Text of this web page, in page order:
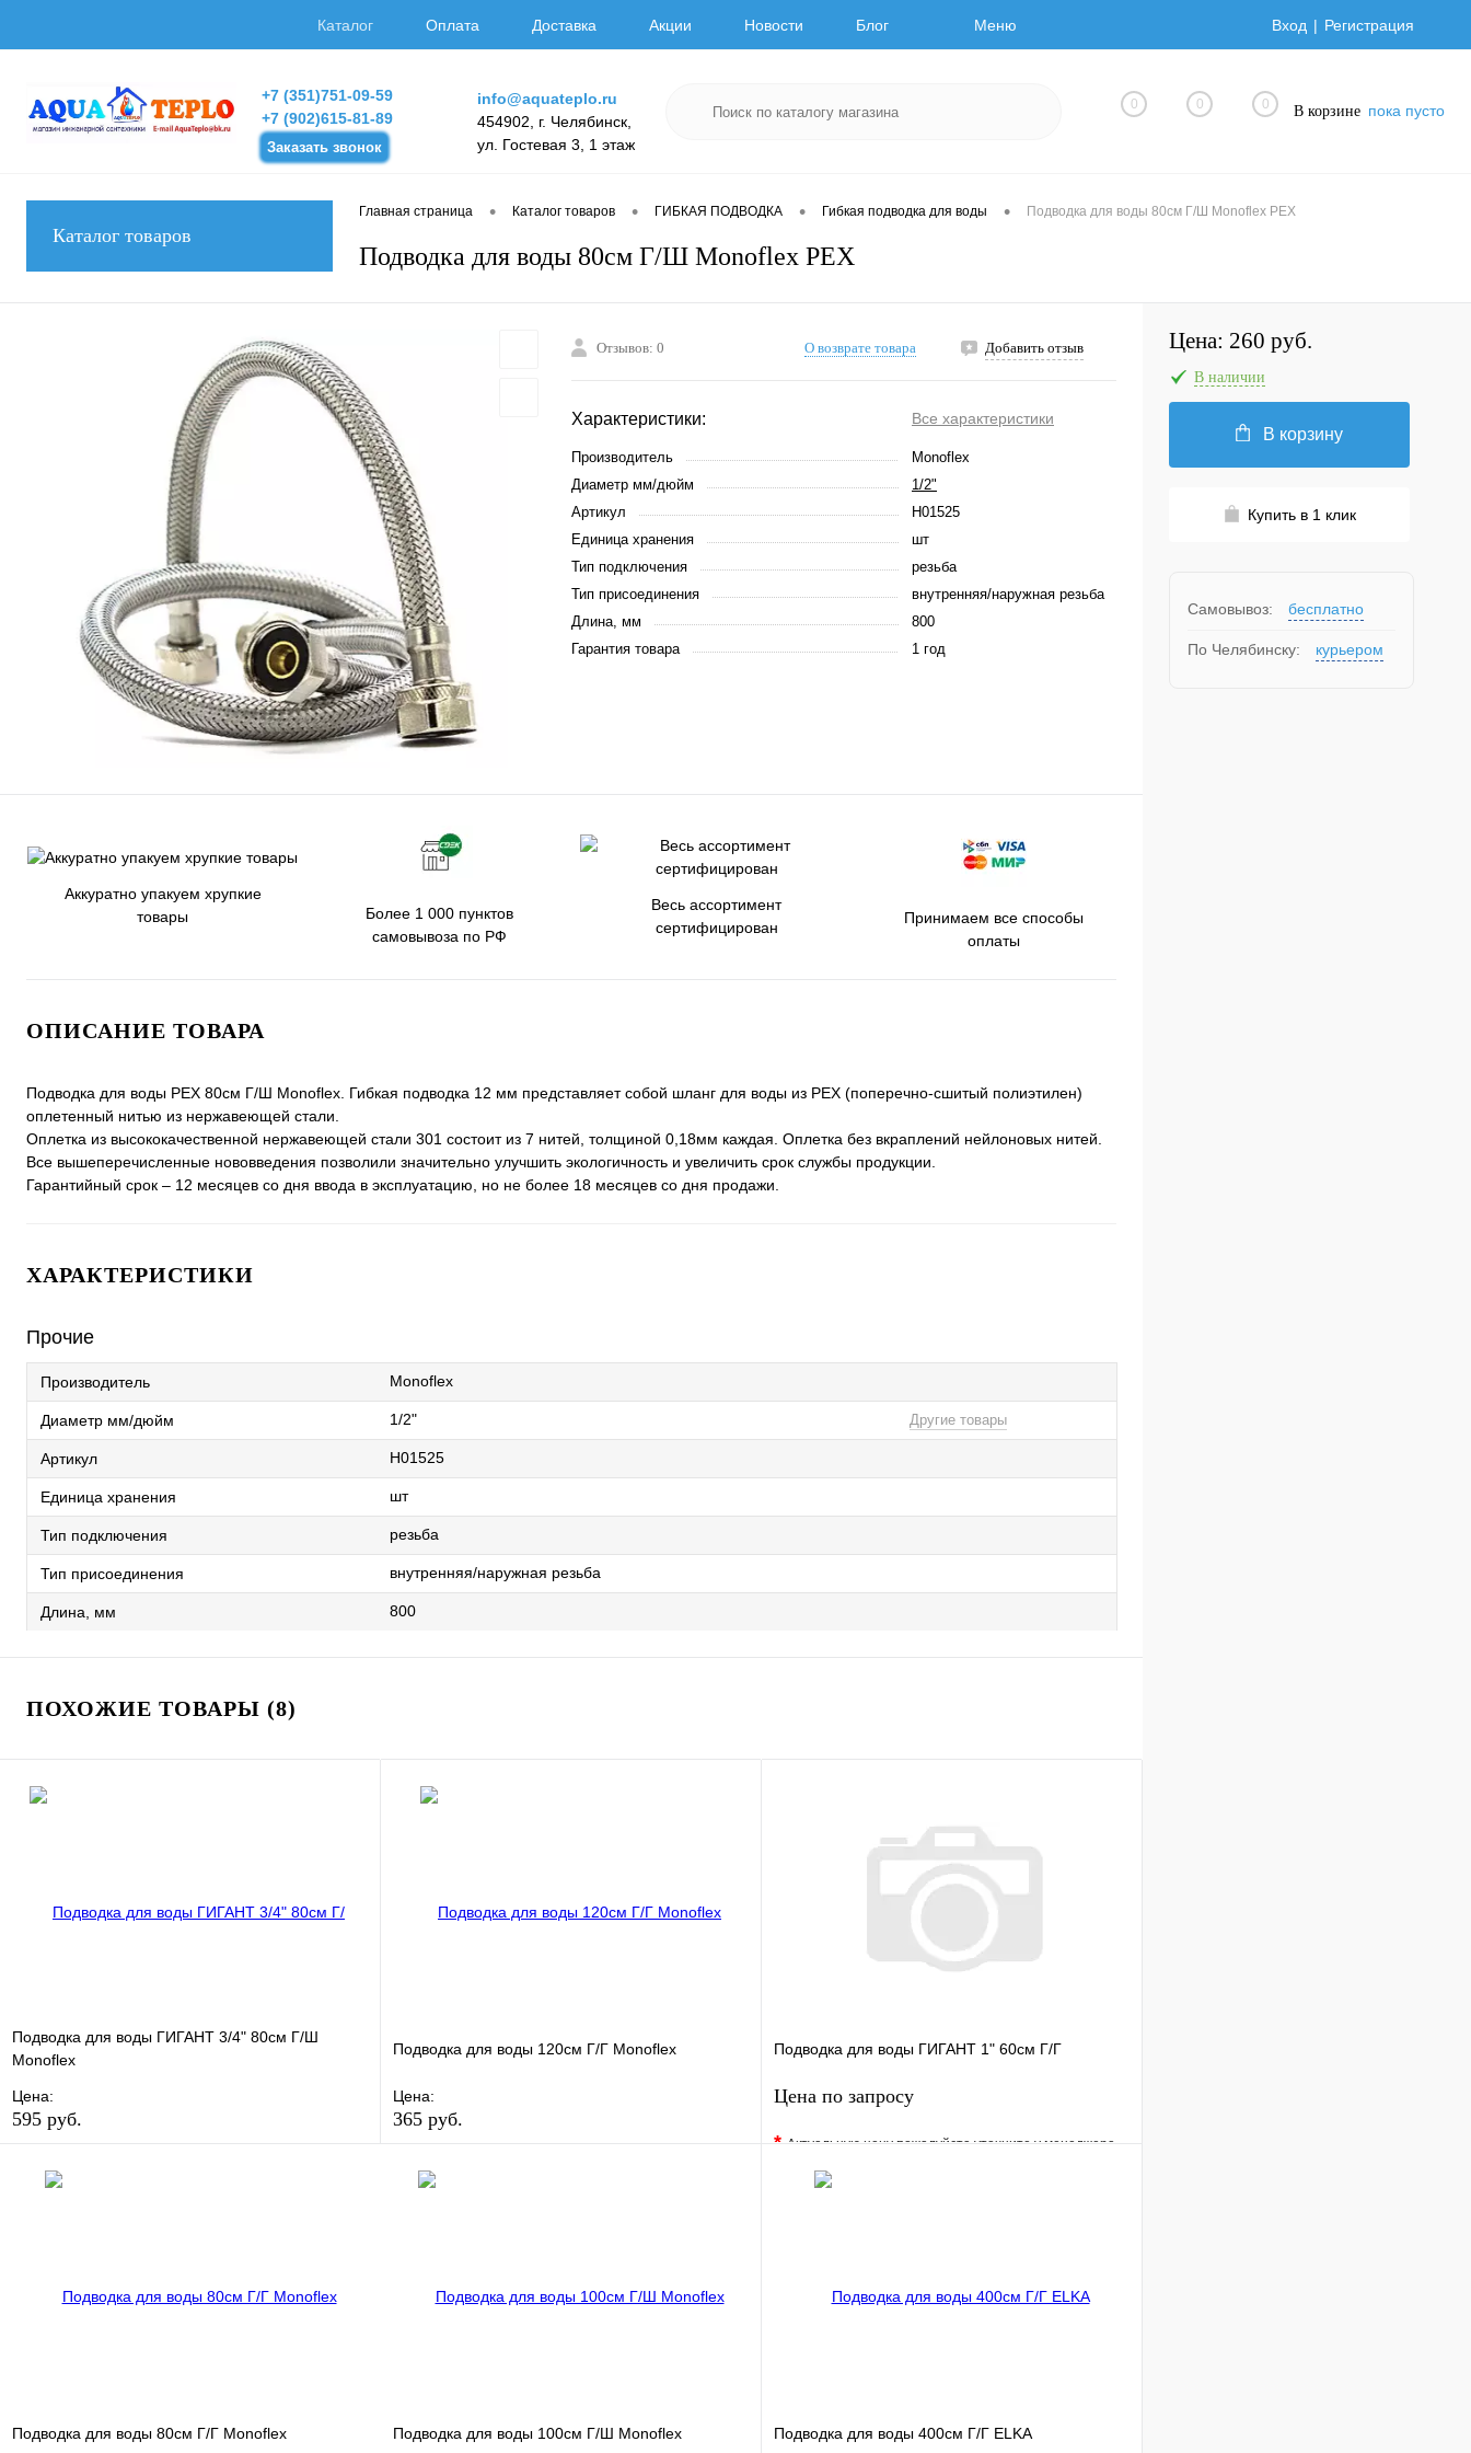
Каталог Оплата Доставка Акции Новости Блог Меню Вход Регистрация
+7 (351)751-09-59
+7 (902)615-81-89
Заказать звонок
info@aquateplo.ru
454902, г. Челябинск,
ул. Гостевая 3, 1 этаж
0 0 0 В корзине пока пусто
Каталог товаров
Главная страница • Каталог товаров • ГИБКАЯ ПОДВОДКА • Гибкая подводка для воды • Подводка для воды 80см Г/Ш Monoflex РЕХ
Подводка для воды 80см Г/Ш Monoflex РЕХ
Отзывов: 0 О возврате товара Добавить отзыв
Характеристики: Все характеристики
Производитель
Monoflex
Диаметр мм/дюйм
1/2"
Артикул
Н01525
Единица хранения
шт
Тип подключения
резьба
Тип присоединения
внутренняя/наружная резьба
Длина, мм
800
Гарантия товара
1 год
Аккуратно упакуем хрупкие
товары
Более 1 000 пунктов
самовывоза по РФ
Весь ассортимент
сертифицирован
Принимаем все способы
оплаты
ОПИСАНИЕ ТОВАРА
Подводка для воды РЕХ 80см Г/Ш Monoflex. Гибкая подводка 12 мм представляет собой шланг для воды из PEX (поперечно-сшитый полиэтилен)
оплетенный нитью из нержавеющей стали.
Оплетка из высококачественной нержавеющей стали 301 состоит из 7 нитей, толщиной 0,18мм каждая. Оплетка без вкраплений нейлоновых нитей.
Все вышеперечисленные нововведения позволили значительно улучшить экологичность и увеличить срок службы продукции.
Гарантийный срок – 12 месяцев со дня ввода в эксплуатацию, но не более 18 месяцев со дня продажи.
ХАРАКТЕРИСТИКИ
Прочие
Производитель Monoflex
Диаметр мм/дюйм 1/2" Другие товары
Артикул Н01525
Единица хранения шт
Тип подключения резьба
Тип присоединения внутренняя/наружная резьба
Длина, мм 800
ПОХОЖИЕ ТОВАРЫ (8)
Подводка для воды ГИГАНТ 3/4" 80см Г/Ш
Monoflex
Цена:
595 руб.
Купить в 1 клик
Подводка для воды 120см Г/Г Monoflex
Цена:
365 руб.
Купить в 1 клик
Подводка для воды ГИГАНТ 1" 60см Г/Г
Цена по запросу
*Актуальную цену пожалуйста уточните у менеджера
В избранное
Подводка для воды 80см Г/Г Monoflex Подводка для воды 100см Г/Ш Monoflex Подводка для воды 400см Г/Г ELKA
Цена: 260 руб.
В наличии
В корзину
Купить в 1 клик
Самовывоз: бесплатно
По Челябинску: курьером